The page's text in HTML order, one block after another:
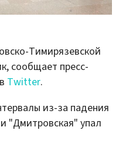
Тимирязевской
сообщает пресс-
Twitter.
из-за падения
"Дмитровская" упал